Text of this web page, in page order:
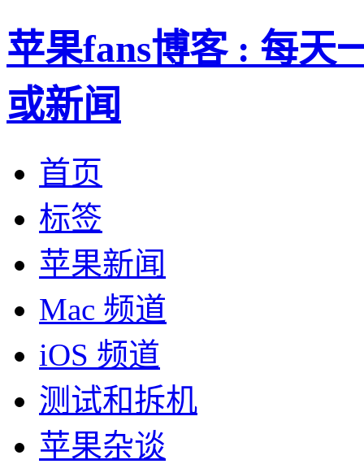
苹果fans博客 : 每天
或新闻
首页
标签
苹果新闻
Mac 频道
iOS 频道
测试和拆机
苹果杂谈